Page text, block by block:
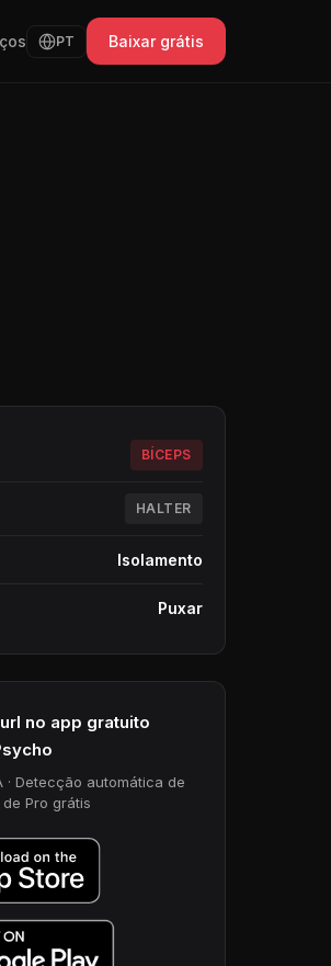
PT Baixar grátis
BÍCEPS
HALTER
Isolamento
Puxar
no app gratuito
· Detecção automática de
de Pro grátis